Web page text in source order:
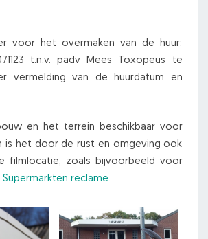
voor het overmaken van de huur:
t.n.v. padv Mees Toxopeus te
vermelding van de huurdatum en
en het terrein beschikbaar voor
is het door de rust en omgeving ook
filmlocatie, zoals bijvoorbeeld voor
reclame.